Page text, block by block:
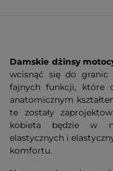
Damskie dżinsy
wcisnąć się do granic
fajnych funkcji, które
anatomicznym
te zostały
kobieta będzie w
elastycznych i
komfortu.